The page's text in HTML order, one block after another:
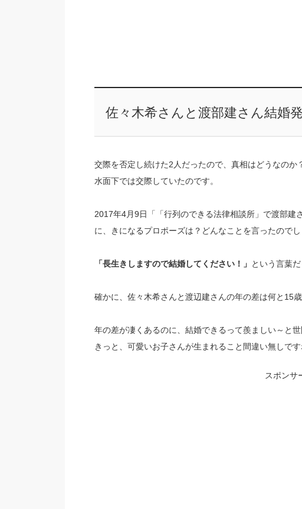
佐々木希さんと渡部建さん結婚
交際を否定し続けた2人だったので、真相はどうなのか
水面下では交際していたのです。
2017年4月9日「「行列のできる法律相談所」で渡部建
に、きになるプロポーズは？どんなことを言ったのでし
「長生きしますので結婚してください！」 という言葉だ
確かに、佐々木希さんと渡辺建さんの年の差は何と15
年の差が凄くあるのに、結婚できるって羨ましい～と
きっと、可愛いお子さんが生まれること間違い無しです
スポンサ